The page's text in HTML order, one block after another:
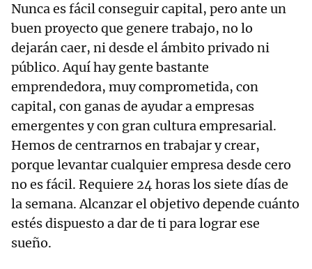
Nunca es fácil conseguir capital, pero ante un
buen proyecto que genere trabajo, no lo
dejarán caer, ni desde el ámbito privado ni
público. Aquí hay gente bastante
emprendedora, muy comprometida, con
capital, con ganas de ayudar a empresas
emergentes y con gran cultura empresarial.
Hemos de centrarnos en trabajar y crear,
porque levantar cualquier empresa desde cero
no es fácil. Requiere 24 horas los siete días de
la semana. Alcanzar el objetivo depende cuánto
estés dispuesto a dar de ti para lograr ese
sueño.